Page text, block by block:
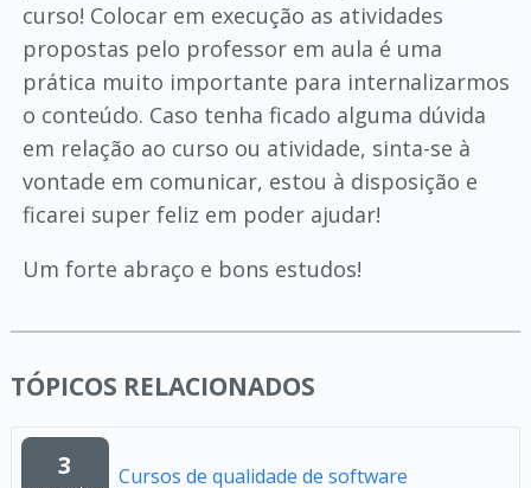
curso! Colocar em execução as atividades
propostas pelo professor em aula é uma
prática muito importante para internalizarmos
o conteúdo. Caso tenha ficado alguma dúvida
em relação ao curso ou atividade, sinta-se à
vontade em comunicar, estou à disposição e
ficarei super feliz em poder ajudar!
Um forte abraço e bons estudos!
TÓPICOS RELACIONADOS
3 Cursos de qualidade de software